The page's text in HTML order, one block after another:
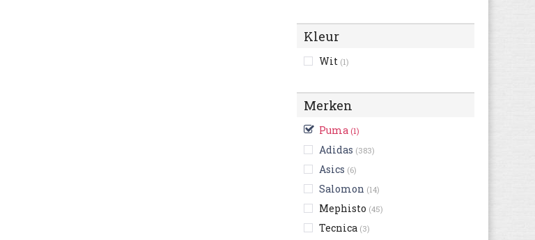
Kleur
Wit (1)
Merken
Puma (1)
Adidas (383)
Asics (6)
Salomon (14)
Mephisto (45)
Tecnica (3)